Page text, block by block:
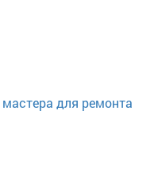
для ремонта